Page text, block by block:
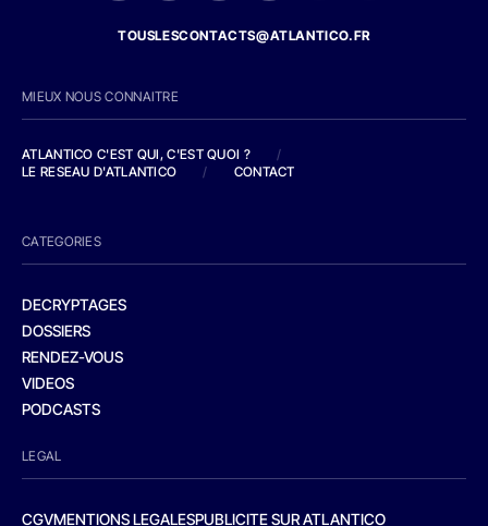
TOUSLESCONTACTS@ATLANTICO.FR
MIEUX NOUS CONNAITRE
ATLANTICO C'EST QUI, C'EST QUOI ?
/
LE RESEAU D'ATLANTICO
/ CONTACT
CATEGORIES
DECRYPTAGES
DOSSIERS
RENDEZ-VOUS
VIDEOS
PODCASTS
LEGAL
CGVMENTIONS LEGALESPUBLICITE SUR ATLANTICO